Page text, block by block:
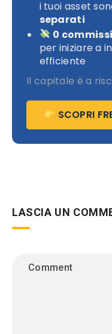
i tuoi asset
separati
0
per iniziare a
efficiente
Il capitale è a
SCOPRI
LASCIA UN